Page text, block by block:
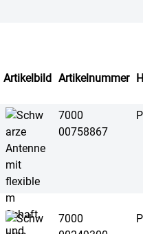
Artikelbild Artikelnummer
7000
00758867
7000